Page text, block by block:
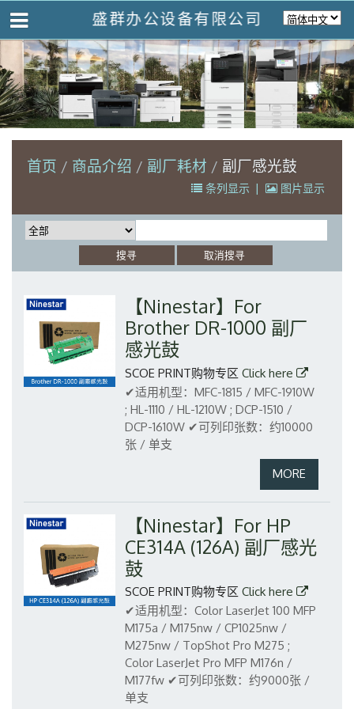
盛群办公设备有限公司
首页 商品介绍 副厂耗材 副厂感光鼓
条列显示 | 图片显示
【Ninestar】For
Brother DR-1000 副厂
感光鼓
SCOE PRINT购物专区 Click here
✔适用机型：MFC-1815 / MFC-1910W
; HL-1110 / HL-1210W ; DCP-1510 /
DCP-1610W ✔可列印张数：约10000
张 / 单支
【Ninestar】For HP
CE314A (126A) 副厂感光
鼓
SCOE PRINT购物专区 Click here
✔适用机型：Color LaserJet 100 MFP
M175a / M175nw / CP1025nw /
M275nw / TopShot Pro M275 ;
Color LaserJet Pro MFP M176n /
M177fw ✔可列印张数：约9000张 /
单支